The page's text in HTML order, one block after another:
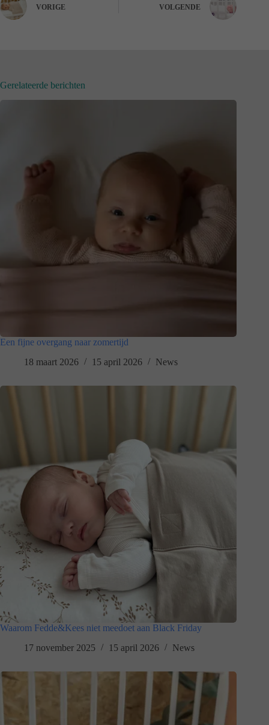
VORIGE VOLGENDE
Gerelateerde berichten
Een fijne overgang naar zomertijd
18 maart 2026
15 april 2026 News
Waarom Fedde&Kees niet meedoet aan Black Friday
17 november 2025
15 april 2026 News